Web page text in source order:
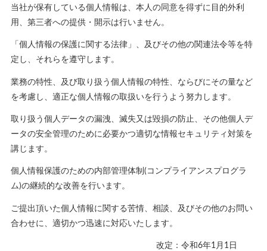
当社が保有している個人情報は、本人の同意を得ずに目的外利
用、第三者への提供・開示は行いません。
「個人情報の保護に関する法律」、及びその他の関連法令等を特
定し、それらを遵守します。
業務の特性、及び取り扱う個人情報の特性、ならびにその量など
を考慮し、適正な個人情報の取扱いを行うよう努力します。
取り扱う個人データの漏洩、滅失又は毀損の防止、その他個人デ
ータの安全管理のために必要かつ適切な情報セキュリティ対策を
講じます。
個人情報保護のための内部管理体制(コンプライアンスプログラ
ム)の継続的な改善を行います。
ご提出頂いた個人情報に関する苦情、相談、及びその他のお問い
合わせに、適切かつ迅速に対応いたします。
改定：令和6年1月1日